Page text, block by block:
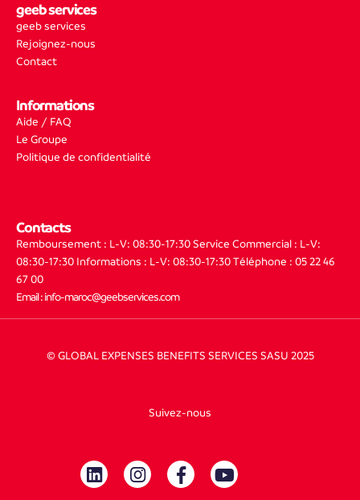
geeb services
geeb services
Rejoignez-nous
Contact
Informations
Aide / FAQ
Le Groupe
Politique de confidentialité
Contacts
Remboursement : L-V: 08:30-17:30 Service Commercial : L-V:
08:30-17:30 Informations : L-V: 08:30-17:30 Téléphone : 05 22 46
67 00
Email : info-maroc@geebservices.com
© GLOBAL EXPENSES BENEFITS SERVICES SASU 2025
Suivez-nous